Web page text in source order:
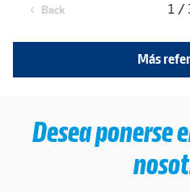
chevron_left Back 1 /
Más
Desea ponerse